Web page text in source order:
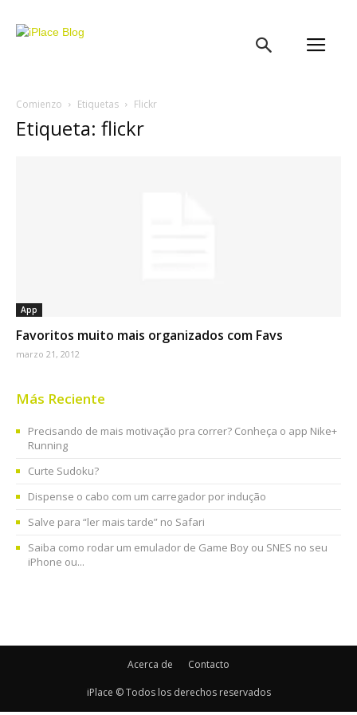
Comienzo Etiquetas Flickr
Etiqueta: flickr
App
Favoritos muito mais organizados com Favs
marzo 21, 2012
Más Reciente
Precisando de mais motivação pra correr? Conheça o app Nike+
Running
Curte Sudoku?
Dispense o cabo com um carregador por indução
Salve para “ler mais tarde” no Safari
Saiba como rodar um emulador de Game Boy ou SNES no seu
iPhone ou...
Acerca de Contacto
iPlace © Todos los derechos reservados